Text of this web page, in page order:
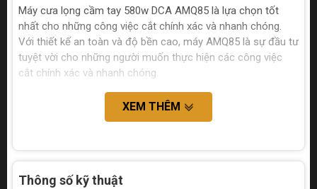
Máy cưa lọng cầm tay 580w DCA AMQ85 là lựa chọn tốt
nhất cho những công việc cắt chính xác và nhanh chóng.
Với thiết kế an toàn và độ bền cao, máy AMQ85 là sự đầu tư
tuyệt vời cho những người muốn thực hiện các công việc
cắt chính xác và nhanh chóng.
XEM THÊM
Thông số kỹ thuật